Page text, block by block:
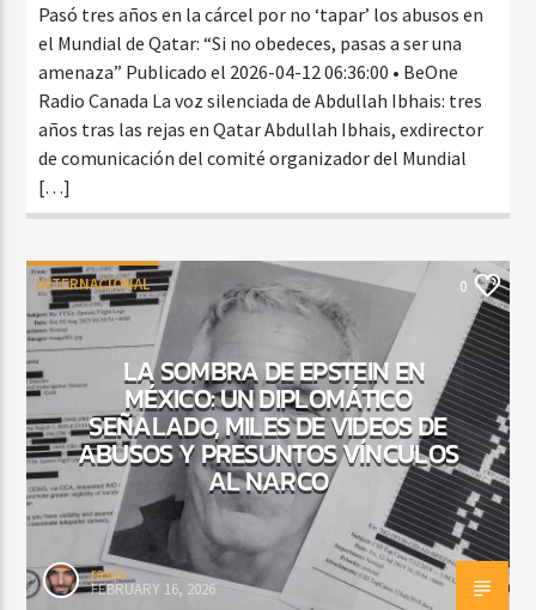
Pasó tres años en la cárcel por no ‘tapar’ los abusos en
el Mundial de Qatar: “Si no obedeces, pasas a ser una
amenaza” Publicado el 2026-04-12 06:36:00 • BeOne
Radio Canada La voz silenciada de Abdullah Ibhais: tres
años tras las rejas en Qatar Abdullah Ibhais, exdirector
de comunicación del comité organizador del Mundial
[…]
INTERNACIONAL 0
LA SOMBRA DE EPSTEIN EN
MÉXICO: UN DIPLOMÁTICO
SEÑALADO, MILES DE VIDEOS DE
ABUSOS Y PRESUNTOS VÍNCULOS
AL NARCO
rasco
FEBRUARY 16, 2026